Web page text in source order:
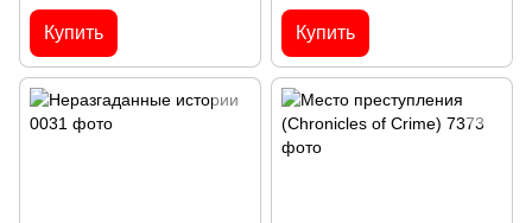
Купить Купить